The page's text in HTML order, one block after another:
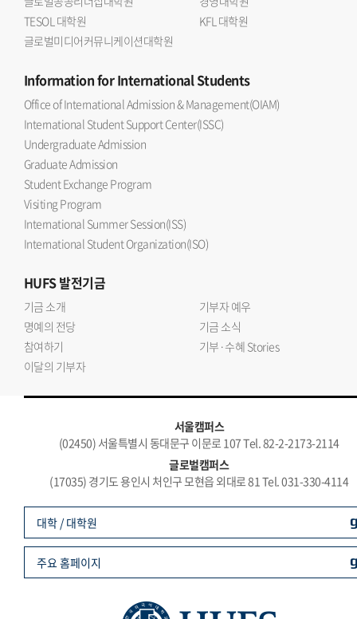
TESOL 대학원
KFL 대학원
글로벌미디어커뮤니케이션대학원
Informationfor International Students
Office of International Admission & Management(OIAM)
International Student Support Center(ISSC)
Undergraduate Admission
Graduate Admission
Student Exchange Program
Visiting Program
International Summer Session(ISS)
International Student Organization(ISO)
HUFS발전기금
기금 소개
기부자 예우
명예의 전당
기금 소식
참여하기
기부·수혜 Stories
이달의 기부자
서울캠퍼스
(02450) 서울특별시 동대문구 이문로 107 Tel. 82-2-2173-2114
글로벌캠퍼스
(17035) 경기도 용인시 처인구 모현읍 외대로 81 Tel. 031-330-4114
대학 / 대학원
주요 홈페이지